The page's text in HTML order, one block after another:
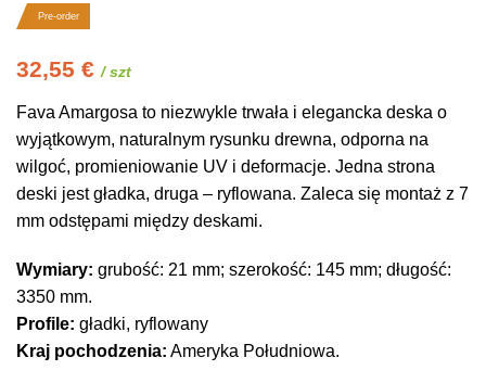
Pre-order
32,55 € / szt
Fava Amargosa to niezwykle trwała i elegancka deska o
wyjątkowym, naturalnym rysunku drewna, odporna na
wilgoć, promieniowanie UV i deformacje. Jedna strona
deski jest gładka, druga – ryflowana. Zaleca się montaż z 7
mm odstępami między deskami.
Wymiary: grubość: 21 mm; szerokość: 145 mm; długość:
3350 mm.
Profile: gładki, ryflowany
Kraj pochodzenia: Ameryka Południowa.